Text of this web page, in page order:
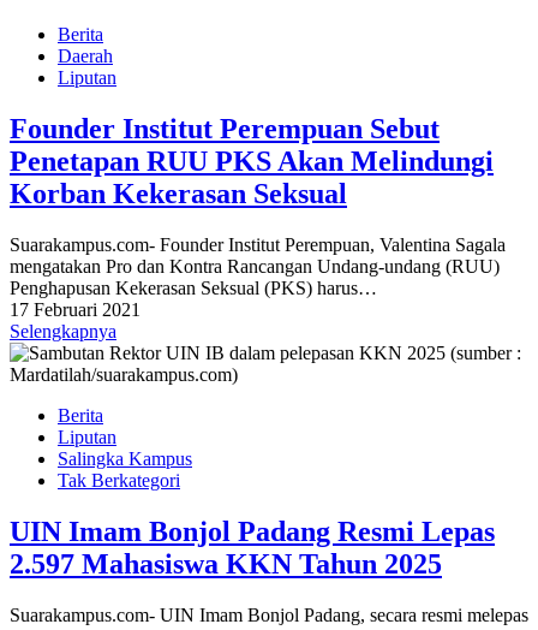
Berita
Daerah
Liputan
Founder Institut Perempuan Sebut
Penetapan RUU PKS Akan Melindungi
Korban Kekerasan Seksual
Suarakampus.com- Founder Institut Perempuan, Valentina Sagala
mengatakan Pro dan Kontra Rancangan Undang-undang (RUU)
Penghapusan Kekerasan Seksual (PKS) harus…
17 Februari 2021
Selengkapnya
Berita
Liputan
Salingka Kampus
Tak Berkategori
UIN Imam Bonjol Padang Resmi Lepas
2.597 Mahasiswa KKN Tahun 2025
Suarakampus.com- UIN Imam Bonjol Padang, secara resmi melepas